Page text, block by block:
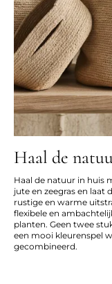
Haal de
Haal de natuur in huis
jute en zeegras en laat
rustige en warme
flexibele en
planten. Geen twee
een mooi kleurenspel
gecombineerd.